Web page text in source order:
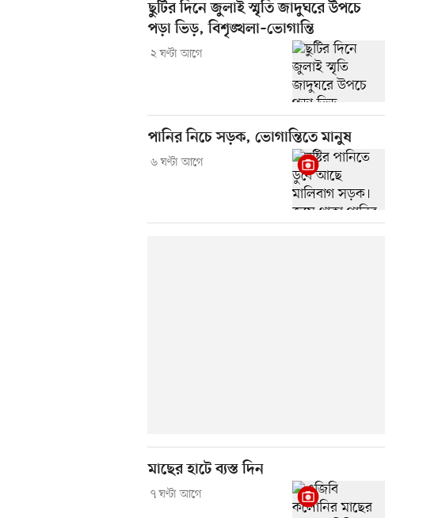
ছুটির দিনে জুলাই স্মৃতি জাদুঘরে উপচে
পড়া ভিড়, বিশৃঙ্খলা–ভোগান্তি
২ ঘণ্টা আগে
পানির নিচে সড়ক, ভোগান্তিতে মানুষ
৬ ঘণ্টা আগে
মাছের হাটে ব্যস্ত দিন
৭ ঘণ্টা আগে